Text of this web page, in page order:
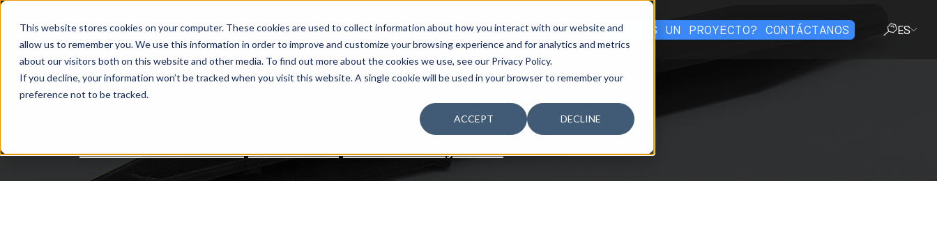
This website stores cookies on your computer. These cookies are used to collect information about how you interact with our website and
allow us to remember you. We use this information in order to improve and customize your browsing experience and for analytics and metrics
about our visitors both on this website and other media. To find out more about the cookies we use, see our Privacy Policy.
If you decline, your information won’t be tracked when you visit this website. A single cookie will be used in your browser to remember your
preference not to be tracked.
ACCEPT DECLINE
NUESTRAS ACTIVIDADES SOSTENIBILIDADLA COMPAÑÍA TALENTO ¿TIENES UN PROYECTO? CONTÁCTANOS ES
BUSCAR
Nuestras actividadesAcuiculturaCultivo de MejillonesPalillos